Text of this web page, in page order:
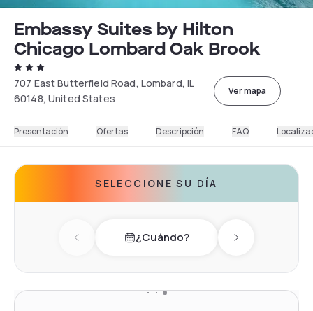
Embassy Suites by Hilton
Chicago Lombard Oak Brook
707 East Butterfield Road, Lombard, IL
60148, United States
Ver mapa
Presentación Ofertas Descripción FAQ
SELECCIONE SU DÍA
Previous day¿Cuándo? Next day